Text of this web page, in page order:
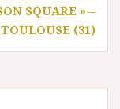
SQUARE » –
TOULOUSE (31)